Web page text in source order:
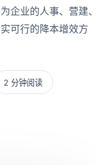
企业的人事、营建、
可行的降本增效方
2 分钟阅读